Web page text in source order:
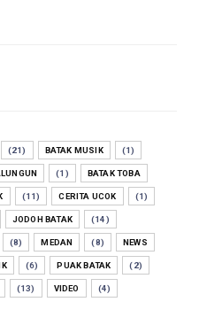
(21) BATAK MUSIK (1)
(1) BATAK TOBA
(11) CERITA UCOK (1)
JODOH BATAK (14)
(8) MEDAN (8) NEWS
(6) PUAK BATAK (2)
(13) VIDEO (4)